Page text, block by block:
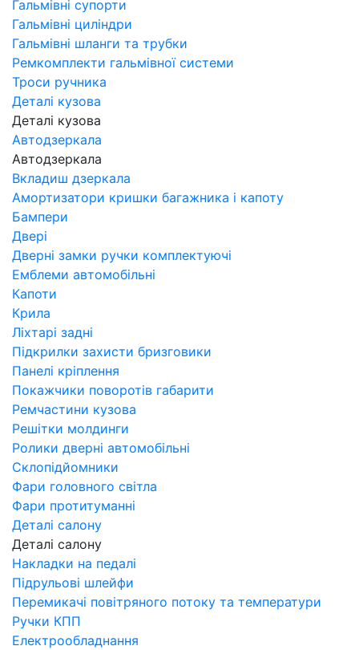
Гальмівні супорти
Гальмівні циліндри
Гальмівні шланги та трубки
Ремкомплекти гальмівної системи
Троси ручника
Деталі кузова
Деталі кузова
Автодзеркала
Автодзеркала
Вкладиш дзеркала
Амортизатори кришки багажника і капоту
Бампери
Двері
Дверні замки ручки комплектуючі
Емблеми автомобільні
Капоти
Крила
Ліхтарі задні
Підкрилки захисти бризговики
Панелі кріплення
Покажчики поворотів габарити
Ремчастини кузова
Решітки молдинги
Ролики дверні автомобільні
Склопідйомники
Фари головного світла
Фари протитуманні
Деталі салону
Деталі салону
Накладки на педалі
Підрульові шлейфи
Перемикачі повітряного потоку та температури
Ручки КПП
Електрообладнання